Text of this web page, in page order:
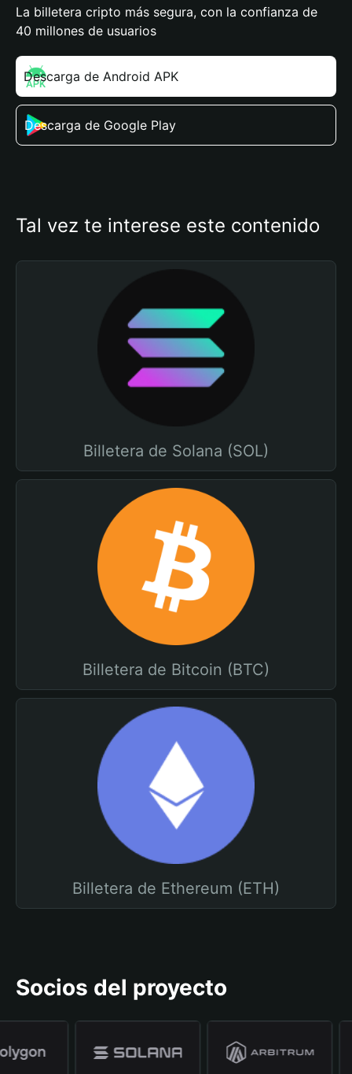
La billetera cripto más segura, con la confianza de
40 millones de usuarios
Descarga de Android APK
Descarga de Google Play
Tal vez te interese este contenido
Billetera de Solana (SOL)
Billetera de Bitcoin (BTC)
Billetera de Ethereum (ETH)
Socios del proyecto